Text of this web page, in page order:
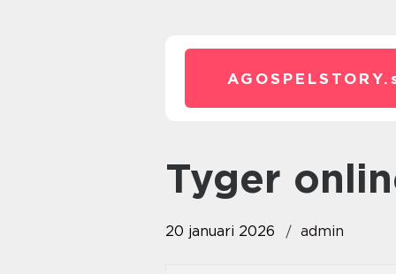
AGOSPELSTORY.
tyger
20 januari 2026 admin